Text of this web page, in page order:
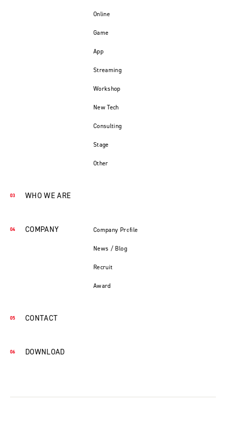
Online
Game
App
Streaming
Workshop
New Tech
Consulting
Stage
Other
WHO WE ARE
COMPANY Company Profile
News / Blog
Recruit
Award
CONTACT
DOWNLOAD